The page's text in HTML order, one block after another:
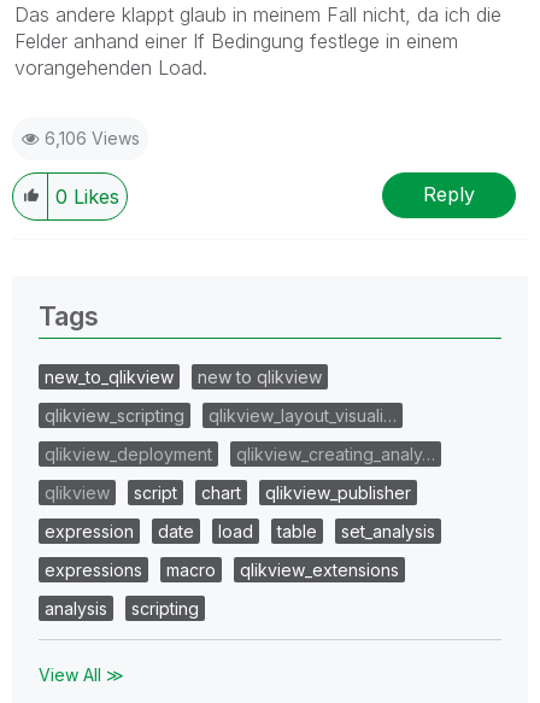
Das andere klappt glaub in meinem Fall nicht, da ich die
Felder anhand einer If Bedingung festlege in einem
vorangehenden Load.
6,106 Views
0 Likes Reply
Tags
new_to_qlikview
new to qlikview
qlikview_scripting
qlikview_layout_visuali…
qlikview_deployment
qlikview_creating_analy…
qlikview
script chart
qlikview_publisher
expression
date load table
set_analysis
expressions
macro
qlikview_extensions
analysis
scripting
View All ≫